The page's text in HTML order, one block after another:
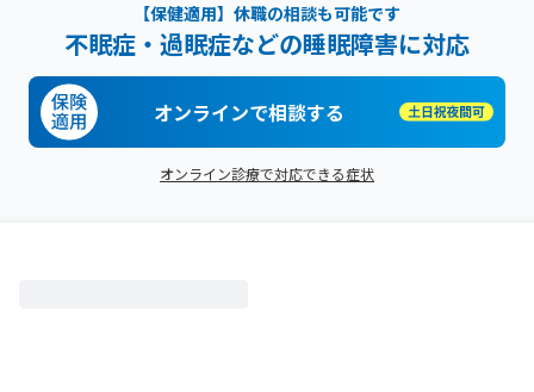
【保健適用】休職の相談も可能です
不眠症・過眠症などの睡眠障害に対応
オンラインで相談する
オンライン診療で対応できる症状